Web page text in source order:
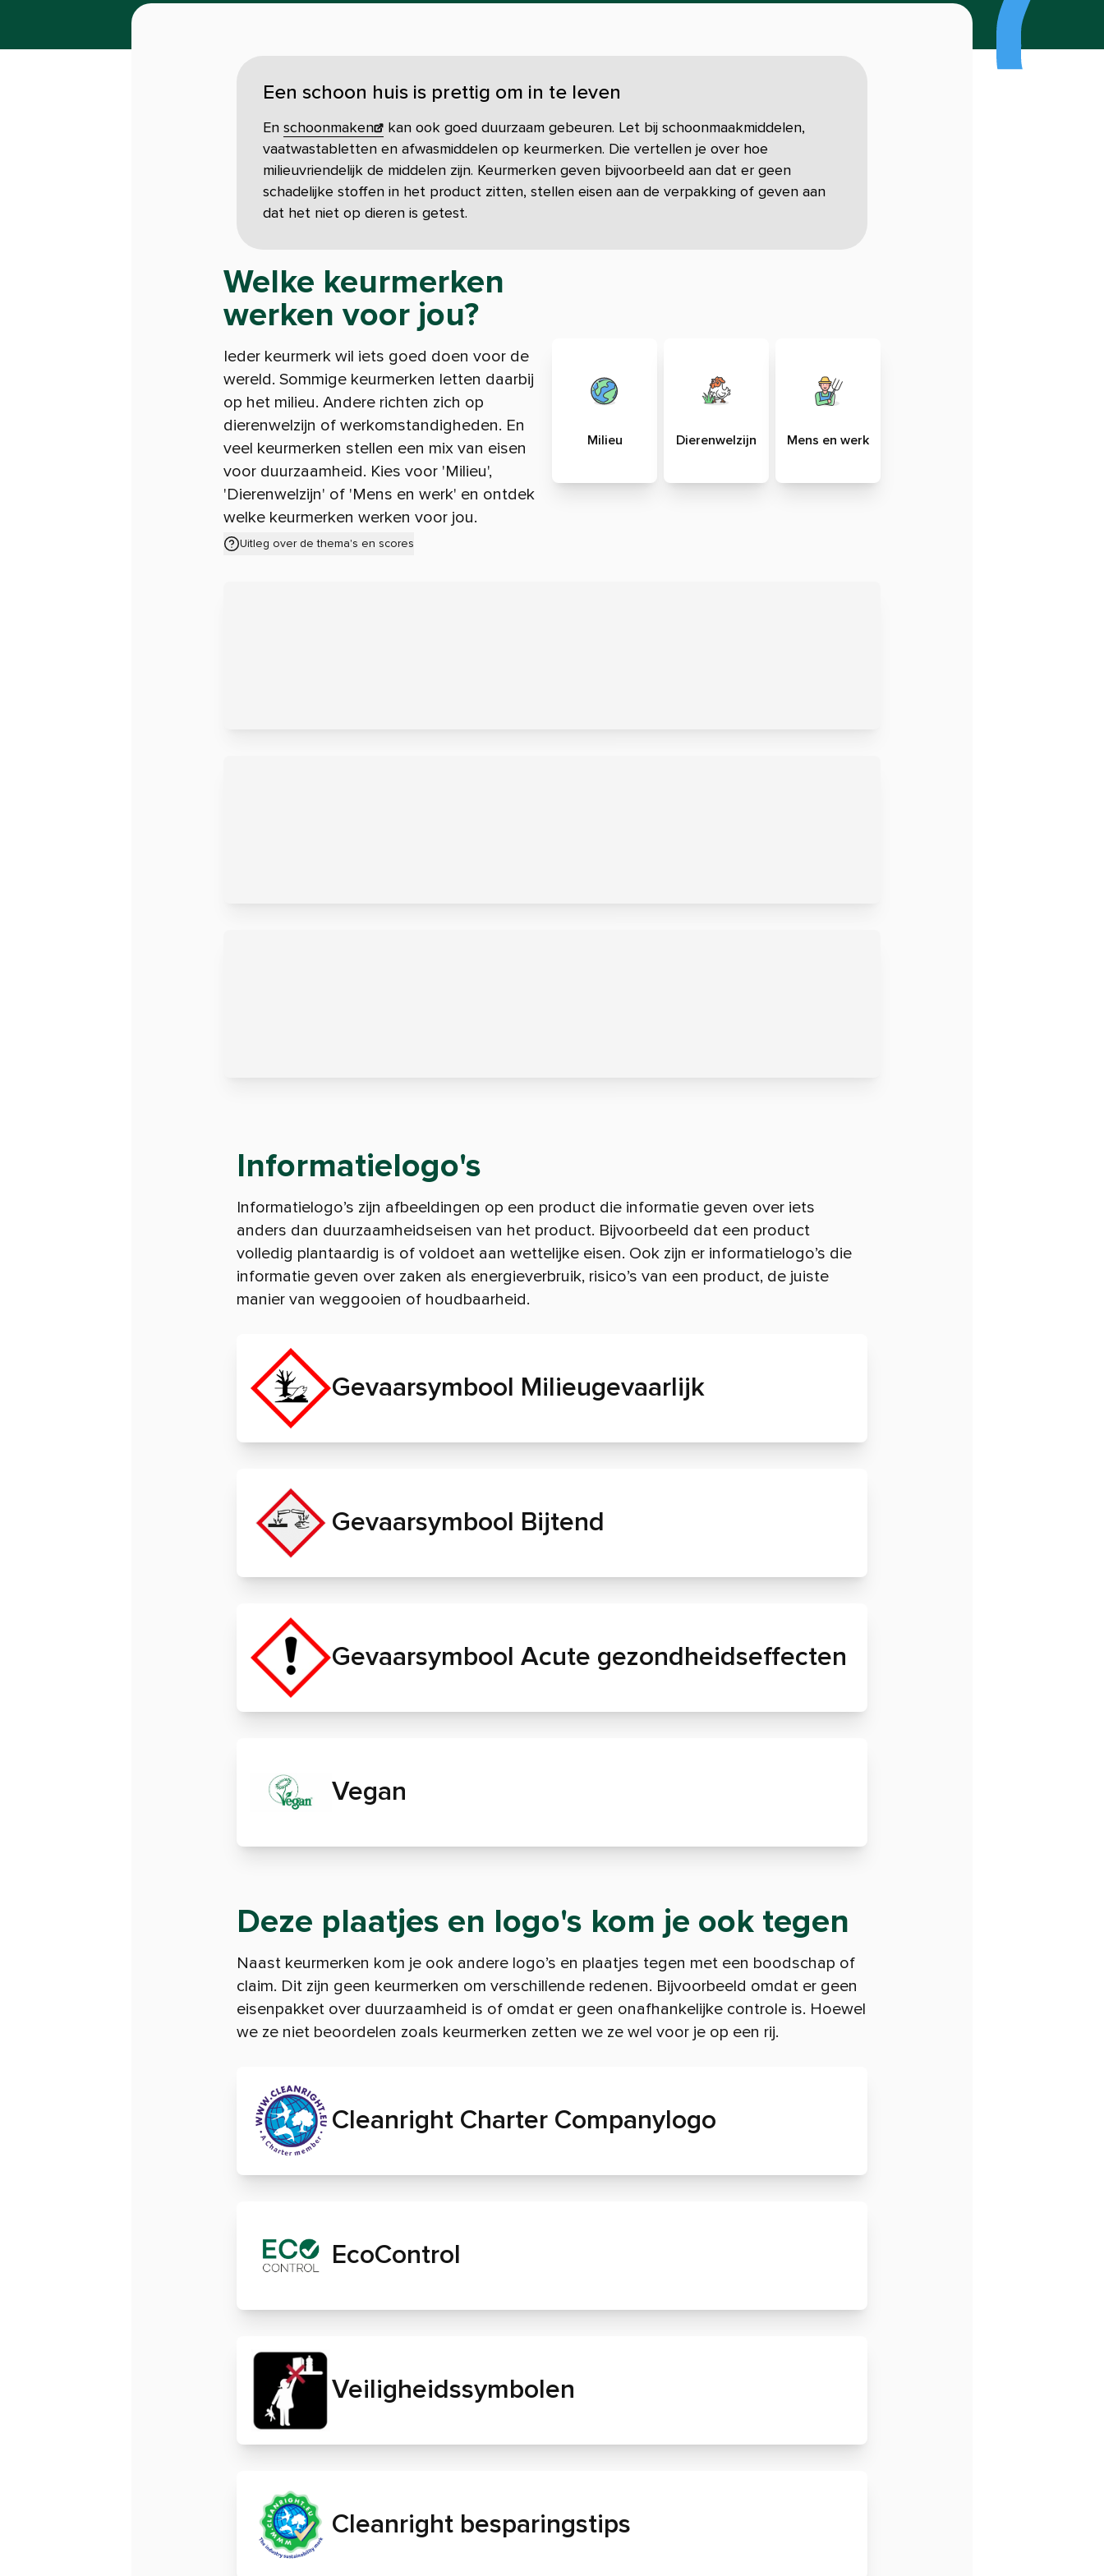
Een schoon huis is prettig om in te leven
En schoonmaken
kan ook goed duurzaam gebeuren. Let bij schoonmaakmiddelen,
vaatwastabletten en afwasmiddelen op keurmerken. Die vertellen je over hoe
milieuvriendelijk de middelen zijn. Keurmerken geven bijvoorbeeld aan dat er geen
schadelijke stoffen in het product zitten, stellen eisen aan de verpakking of geven aan
dat het niet op dieren is getest.
Welke keurmerken
werken voor jou?
Ieder keurmerk wil iets goed doen voor de
wereld. Sommige keurmerken letten daarbij
op het milieu. Andere richten zich op
dierenwelzijn of werkomstandigheden. En
veel keurmerken stellen een mix van eisen
voor duurzaamheid. Kies voor 'Milieu',
'Dierenwelzijn' of 'Mens en werk' en ontdek
welke keurmerken werken voor jou.
Uitleg over de thema's en scores
Milieu Dierenwelzijn Mens en werk
Informatielogo's
Informatielogo’s zijn afbeeldingen op een product die informatie geven over iets
anders dan duurzaamheidseisen van het product. Bijvoorbeeld dat een product
volledig plantaardig is of voldoet aan wettelijke eisen. Ook zijn er informatielogo’s die
informatie geven over zaken als energieverbruik, risico’s van een product, de juiste
manier van weggooien of houdbaarheid.
Gevaarsymbool Milieugevaarlijk
Gevaarsymbool Bijtend
Gevaarsymbool Acute gezondheidseffecten
Vegan
Deze plaatjes en logo's kom je ook tegen
Naast keurmerken kom je ook andere logo’s en plaatjes tegen met een boodschap of
claim. Dit zijn geen keurmerken om verschillende redenen. Bijvoorbeeld omdat er geen
eisenpakket over duurzaamheid is of omdat er geen onafhankelijke controle is. Hoewel
we ze niet beoordelen zoals keurmerken zetten we ze wel voor je op een rij.
Cleanright Charter Companylogo
EcoControl
Veiligheidssymbolen
Cleanright besparingstips